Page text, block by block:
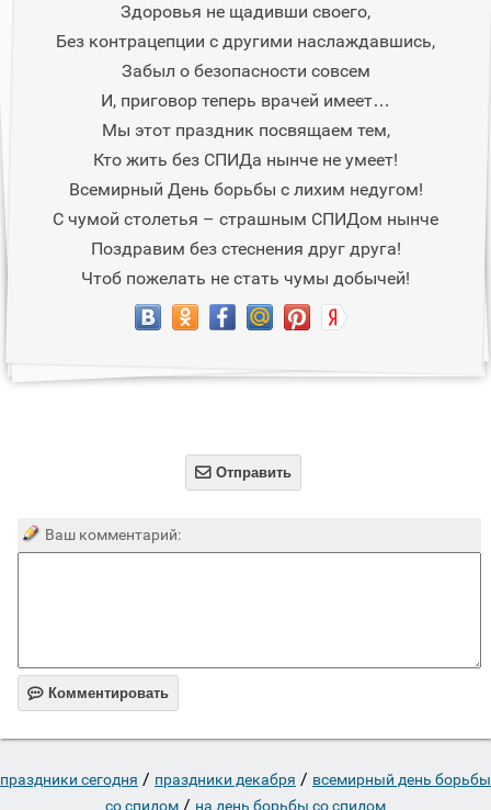
Здоровья не щадивши своего,
Без контрацепции с другими наслаждавшись,
Забыл о безопасности совсем
И, приговор теперь врачей имеет…
Мы этот праздник посвящаем тем,
Кто жить без СПИДа нынче не умеет!
Всемирный День борьбы с лихим недугом!
С чумой столетья – страшным СПИДом нынче
Поздравим без стеснения друг друга!
Чтоб пожелать не стать чумы добычей!
 Отправить
Ваш комментарий:
 Комментировать
праздники сегодня / праздники декабря / всемирный день борьбы
со спидом / на день борьбы со спидом